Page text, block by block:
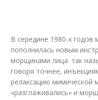
В середине 1980-х годов
пополнилась новым
морщинами лица: так
говоря точнее,
релаксацию мимической
«разглаживались» и